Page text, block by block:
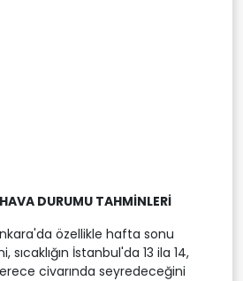
DURUMU TAHMİNLERİ
özellikle hafta sonu
İstanbul'da 13 ila 14,
civarında seyredeceğini